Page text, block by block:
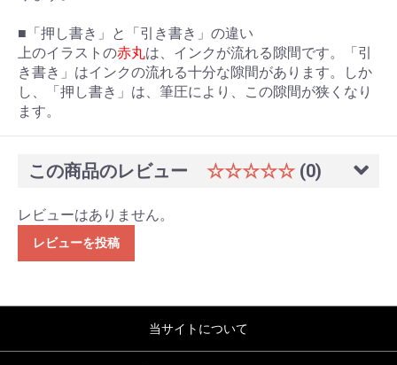
■「押し書き」と「引き書き」の違い
上のイラストの赤丸は、インクが流れる隙間です。「引
き書き」はインクの流れる十分な隙間があります。しか
し、「押し書き」は、筆圧により、この隙間が狭くなり
ます。
この商品のレビュー ☆☆☆☆☆ (0)
レビューはありません。
レビューを投稿
当サイトについて